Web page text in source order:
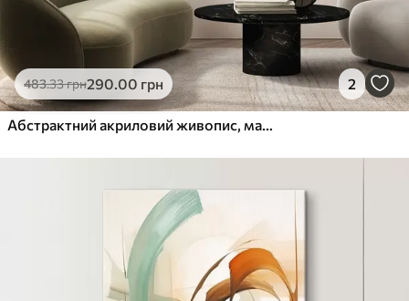
Екологічний матеріал
Еко-Преміум
.00грн
✓Яскраві, насичені кольори
Поверхня з текстурою полотна
Екологічний матеріал
483.33грн290.00 грн 2
Абстрактний акриловий живопис, мазок пензлем, текстура фарби, бежевий, фіолетовий, синій кольори